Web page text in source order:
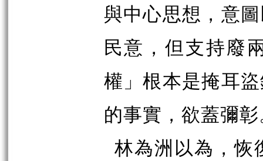
與中心思想，意
民意，但支持廢
權」根本是掩耳
的事實，欲蓋彌
林為洲以為，恢